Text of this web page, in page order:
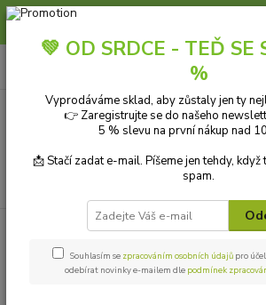
Slunce, koupání a horko dávají vlasům zabrat.
CZK
DÁRKY A KNIHY Dárkové sady
Očistná sada – čaj +
💚 OD SRDCE - TEĎ SE
%
Vyprodáváme sklad, aby zůstaly jen ty
👉 Zaregistrujte se do našeho
5 % slevu na první nákup nad
📩 Stačí zadat e-mail. Píšeme jen tehdy,
spam.
Souhlasím se zpracováním osobních údajů pro
odebírat novinky e-mailem dle podmínek